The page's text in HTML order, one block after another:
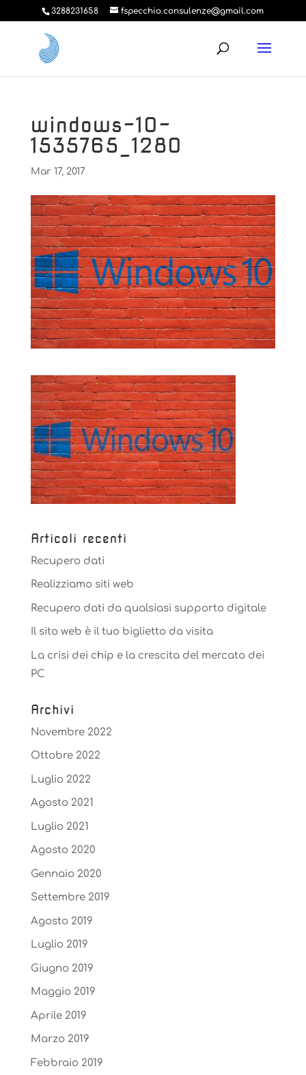
3288231658 fspecchio.consulenze@gmail.com
windows-10-
1535765_1280
Mar 17, 2017
Articoli recenti
Recupero dati
Realizziamo siti web
Recupero dati da qualsiasi supporto digitale
Il sito web è il tuo biglietto da visita
La crisi dei chip e la crescita del mercato dei
PC
Archivi
Novembre 2022
Ottobre 2022
Luglio 2022
Agosto 2021
Luglio 2021
Agosto 2020
Gennaio 2020
Settembre 2019
Agosto 2019
Luglio 2019
Giugno 2019
Maggio 2019
Aprile 2019
Marzo 2019
Febbraio 2019